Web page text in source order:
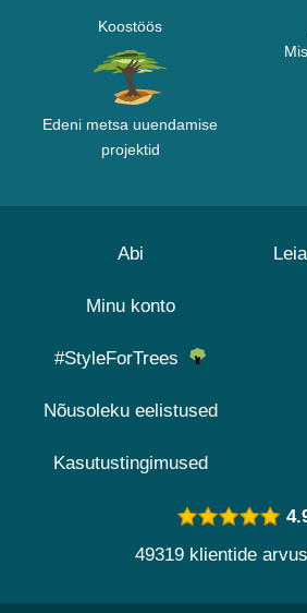
Koostöös
Edeni metsa uuendamise
projektid
Abi
Minu konto
#StyleForTrees
Nõusoleku eelistused
Kasutustingimused
49319 klientide